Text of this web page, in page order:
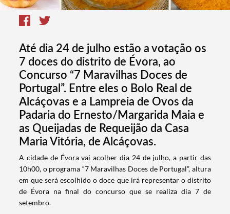
Até dia 24 de julho estão a votação os
7 doces do distrito de Évora, ao
Concurso “7 Maravilhas Doces de
Portugal”. Entre eles o Bolo Real de
Alcáçovas e a Lampreia de Ovos da
Padaria do Ernesto/Margarida Maia e
as Queijadas de Requeijão da Casa
Maria Vitória, de Alcáçovas.
​A cidade de Évora vai acolher dia 24 de julho, a partir das
10h00, o programa “7 Maravilhas Doces de Portugal”, altura
em que será escolhido o doce que irá representar o distrito
de Évora na final do concurso que se realiza dia 7 de
setembro.